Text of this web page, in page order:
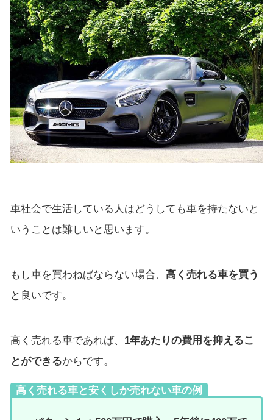
車社会で生活している人はどうしても車を持たないと
いうことは難しいと思います。
もし車を買わねばならない場合、 高く売れる車を買う
と良いです。
高く売れる車であれば、 1年あたりの費用を抑えるこ
とができるからです。
高く売れる車と安くしか売れない車の例